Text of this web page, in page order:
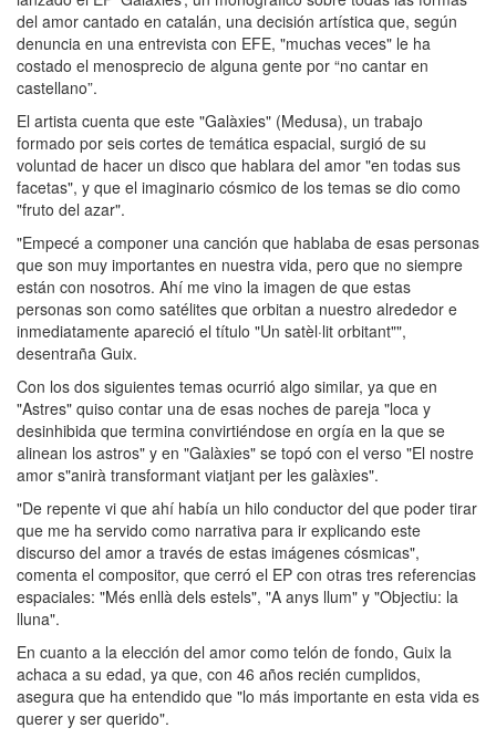
del amor cantado en catalán, una decisión artística que, según
denuncia en una entrevista con EFE, "muchas veces" le ha
costado el menosprecio de alguna gente por “no cantar en
castellano”.
El artista cuenta que este "Galàxies" (Medusa), un trabajo
formado por seis cortes de temática espacial, surgió de su
voluntad de hacer un disco que hablara del amor "en todas sus
facetas", y que el imaginario cósmico de los temas se dio como
"fruto del azar".
"Empecé a componer una canción que hablaba de esas personas
que son muy importantes en nuestra vida, pero que no siempre
están con nosotros. Ahí me vino la imagen de que estas
personas son como satélites que orbitan a nuestro alrededor e
inmediatamente apareció el título "Un satèl·lit orbitant"",
desentraña Guix.
Con los dos siguientes temas ocurrió algo similar, ya que en
"Astres" quiso contar una de esas noches de pareja "loca y
desinhibida que termina convirtiéndose en orgía en la que se
alinean los astros" y en "Galàxies" se topó con el verso "El nostre
amor s"anirà transformant viatjant per les galàxies".
"De repente vi que ahí había un hilo conductor del que poder tirar
que me ha servido como narrativa para ir explicando este
discurso del amor a través de estas imágenes cósmicas",
comenta el compositor, que cerró el EP con otras tres referencias
espaciales: "Més enllà dels estels", "A anys llum" y "Objectiu: la
lluna".
En cuanto a la elección del amor como telón de fondo, Guix la
achaca a su edad, ya que, con 46 años recién cumplidos,
asegura que ha entendido que "lo más importante en esta vida es
querer y ser querido".